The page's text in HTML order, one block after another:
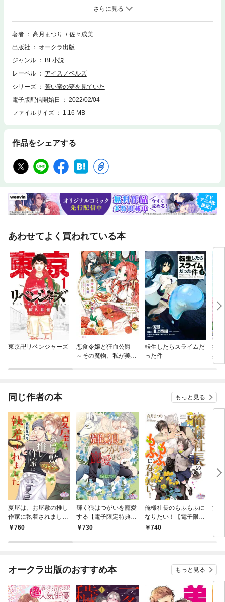
切符も同封されていたそれを怪しく思いながらも、匡耶は招待を受けるこ
とにする。雪深い地に建つ香之原家の館には、美しいがどことなく嫌な感
じが漂う紫織と、素直で健全な雰囲気ながらも匡耶を誘惑しようとする亜
鷲が住んでいて――。 ※こちらの作品には、紙版に収録の口絵・挿絵等の
著者 高月まつり
佐々成美
出版社
オークラ出版
ジャンル
BL小説
レーベル
アイスノベルズ
シリーズ
苦い蜜の夢を見ていた
電子版配信開始日
2022/02/04
ファイルサイズ
1.16 MB
作品をシェアする
あわせてよく買われている本
東京卍リベンジャーズ
悪食令嬢と狂血公爵
～その魔物、私が美味
転生したらスライムだ
った件
授
身
し
同じ作者の本 もっと見る
夏屋は、お屋敷の推し
作家に執着されました
【電子限定特典付】
760
輝く狼はつがいを寵愛
する【電子限定特典
付】730
俺様社長のもふもふに
なりたい！【電子限定
特典付】
740
混
オークラ出版のおすすめ本 もっと見る